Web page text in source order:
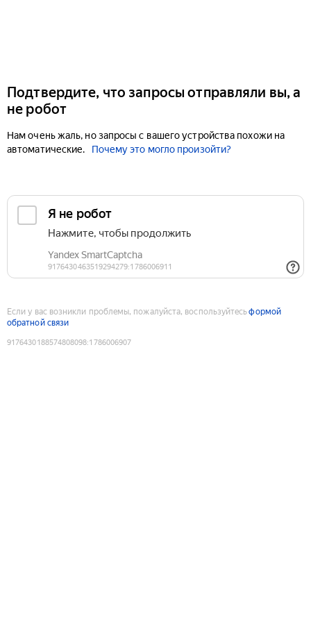
Подтвердите, что запросы отправляли вы, а
не робот
Нам очень жаль, но запросы с вашего устройства похожи на
автоматические.
Почему это могло произойти?
Если у вас возникли проблемы, пожалуйста, воспользуйтесьформой
обратной связи
9176430188574808098:1786006907